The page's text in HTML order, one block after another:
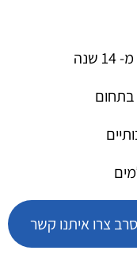
בתחום
צרו איתנו קשר